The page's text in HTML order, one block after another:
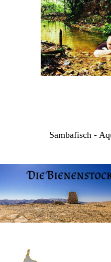
Sambafisch -